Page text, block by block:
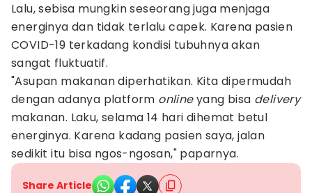
Lalu, sebisa mungkin seseorang juga menjaga
energinya dan tidak terlalu capek. Karena pasien
COVID-19 terkadang kondisi tubuhnya akan
sangat fluktuatif.
"Asupan makanan diperhatikan. Kita dipermudah
dengan adanya platform onlineyang bisa delivery
makanan. Laku, selama 14 hari dihemat betul
energinya. Karena kadang pasien saya, jalan
sedikit itu bisa ngos-ngosan," paparnya.
Share Article